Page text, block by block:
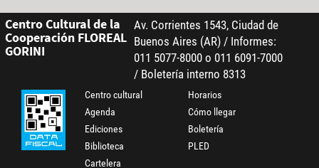
Centro Cultural de la
Cooperación FLOREAL
GORINI
Av. Corrientes 1543, Ciudad de
Buenos Aires (AR) / Informes:
011 5077-8000 o 011 6091-7000
/ Boletería interno 8313
Centro cultural
Agenda
Ediciones
Biblioteca
Cartelera
Horarios
Cómo llegar
Boletería
PLED